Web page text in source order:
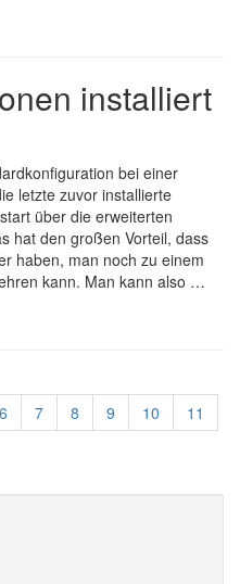
installiert
bei einer
letzte zuvor installierte
über die erweiterten
hat den großen Vorteil, dass
haben, man noch zu einem
kann. Man kann also …
6 7 8 9 10
11